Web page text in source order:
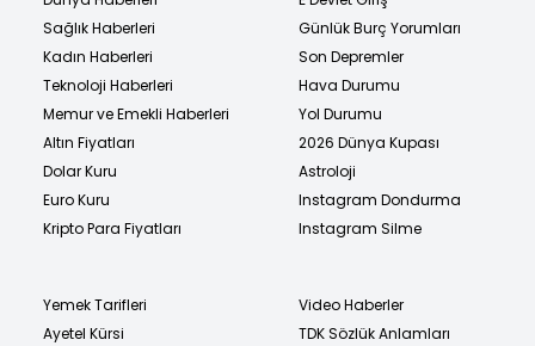
Sağlık Haberleri
Kadın Haberleri
Teknoloji Haberleri
Memur ve Emekli Haberleri
Altın Fiyatları
Dolar Kuru
Euro Kuru
Kripto Para Fiyatları
Günlük Burç Yorumları
Son Depremler
Hava Durumu
Yol Durumu
2026 Dünya Kupası
Astroloji
Instagram Dondurma
Instagram Silme
Yemek Tarifleri
Ayetel Kürsi
Video Haberler
TDK Sözlük Anlamları